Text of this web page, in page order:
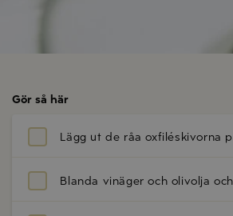
Gör så här
Lägg ut de råa oxfiléskivorna
Blanda vinäger och olivolja